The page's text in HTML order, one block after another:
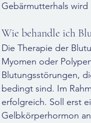
Gebärmutterhals
Wie behandle ich
Die Therapie der
Myomen oder
Blutungsstörungen,
bedingt sind. Im
erfolgreich. Soll erst
Gelbkörperhormon